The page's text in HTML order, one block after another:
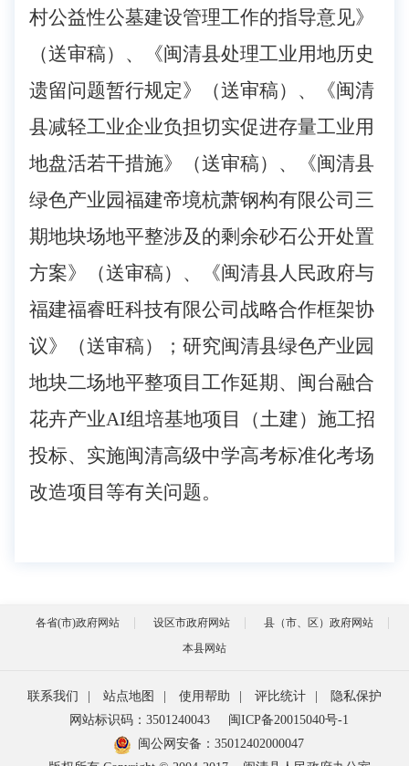
村公益性公墓建设管理工作的指导意见》
（送审稿）、《闽清县处理工业用地历史
遗留问题暂行规定》（送审稿）、《闽清
县减轻工业企业负担切实促进存量工业用
地盘活若干措施》（送审稿）、《闽清县
绿色产业园福建帝境杭萧钢构有限公司三
期地块场地平整涉及的剩余砂石公开处置
方案》（送审稿）、《闽清县人民政府与
福建福睿旺科技有限公司战略合作框架协
议》（送审稿）；研究闽清县绿色产业园
地块二场地平整项目工作延期、闽台融合
花卉产业AI组培基地项目（土建）施工招
投标、实施闽清高级中学高考标准化考场
改造项目等有关问题。
各省(市)政府网站 设区市政府网站
县（市、区）政府网站
本县网站
联系我们 站点地图 使用帮助 评比统计
隐私保护
网站标识码：3501240043
闽ICP备20015040号-1
闽公网安备： 35012402000047